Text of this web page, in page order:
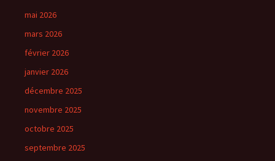
mai 2026
mars 2026
février 2026
janvier 2026
décembre 2025
novembre 2025
octobre 2025
septembre 2025